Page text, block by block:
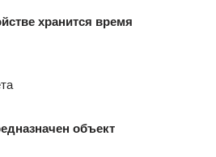
хранится время
объект